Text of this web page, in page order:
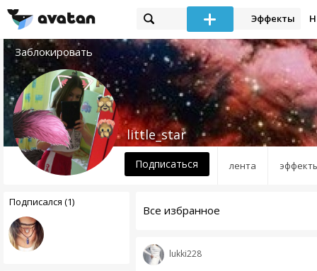
Эффекты
Заблокировать
лента
little_star
Подписаться
Подписался (1)
Все избранное
lukki228